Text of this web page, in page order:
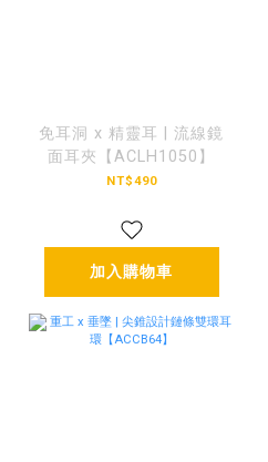
免耳洞 x 精靈耳 | 流線鏡
面耳夾【ACLH1050】
NT$490
加入購物車